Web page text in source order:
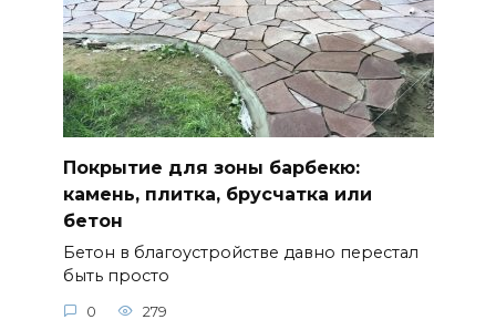
Покрытие для зоны барбекю:
камень, плитка, брусчатка или
бетон
Бетон в благоустройстве давно перестал
быть просто
0 279